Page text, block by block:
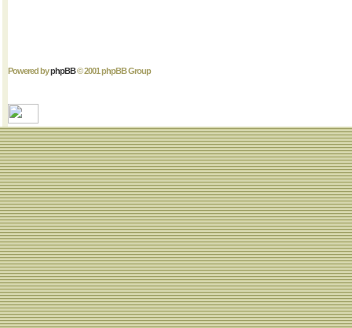
Powered byphpBB© 2001 phpBB Group